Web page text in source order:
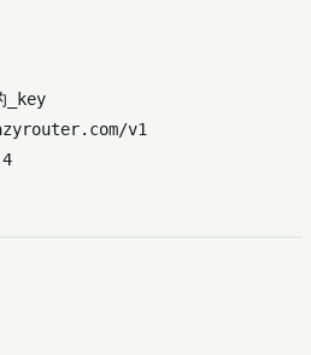
_key
v1